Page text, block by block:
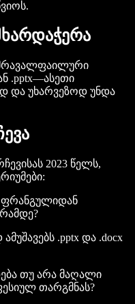
მრავალფაილური
.pptx—ასეთი
და უხარვეზოდ უნდა
2023 წელს,
ფრანგულიდან
.pptx და .docx
თუ არა მაღალი
თარგმნას?